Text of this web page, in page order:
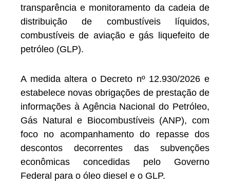
transparência e monitoramento da cadeia de
distribuição de combustíveis líquidos,
combustíveis de aviação e gás liquefeito de
petróleo (GLP).
A medida altera o Decreto nº 12.930/2026 e
estabelece novas obrigações de prestação de
informações à Agência Nacional do Petróleo,
Gás Natural e Biocombustíveis (ANP), com
foco no acompanhamento do repasse dos
descontos decorrentes das subvenções
econômicas concedidas pelo Governo
Federal para o óleo diesel e o GLP.